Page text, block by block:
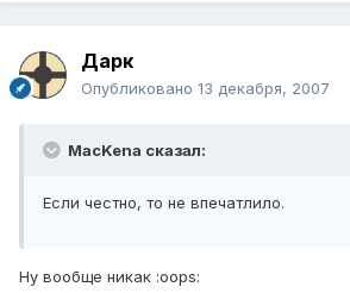
Дарк
Опубликовано 13 декабря, 2007
MacKena сказал:
Если честно, то не впечатлило.
Ну вообще никак :oops: